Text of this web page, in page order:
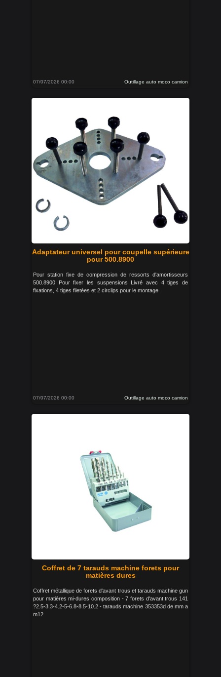
07/07/2026 00:00 Outillage auto moco camion
Adaptateur universel pour coupelle supérieure
pour 500.8900
Pour station fixe de compression de ressorts d'amortisseurs
500.8900 Pour fixer les suspensions Livré avec 4 tiges de
fixations, 4 tiges filetées et 2 circlips pour le montage
07/07/2026 00:00 Outillage auto moco camion
Coffret de 7 tarauds machine forets pour
matières dures
Coffret métallique de forets d'avant trous et tarauds machine gun
pour matières mi-dures composition - 7 forets d'avant trous 141
?2.5-3.3-4.2-5-6.8-8.5-10.2 - tarauds machine 353353d de mm a
m12